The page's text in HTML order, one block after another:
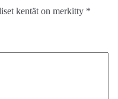
kentät on merkitty *